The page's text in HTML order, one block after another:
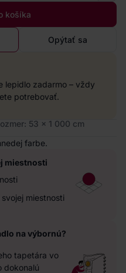
košíka
Opýtať sa
lepidlo zadarmo – vždy
potrebovať.
53 x 1 000 cm
farbe.
miestnosti
miestnosti
na výbornú?
tapetára vo
dokonalú